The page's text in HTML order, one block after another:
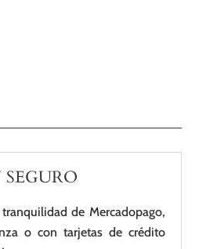
de Mercadopago,
o con tarjetas de crédito